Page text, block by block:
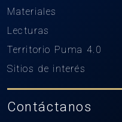
Materiales
Lecturas
Territorio Puma 4.0
Sitios de interés
Contáctanos